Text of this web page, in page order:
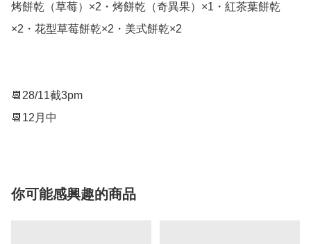
烤餅乾（草莓）×2・烤餅乾（奇異果）×1・紅茶葉餅乾
×2・花型草莓餅乾×2・美式餅乾×2
📆28/11截3pm
📆12月中
你可能感興趣的商品